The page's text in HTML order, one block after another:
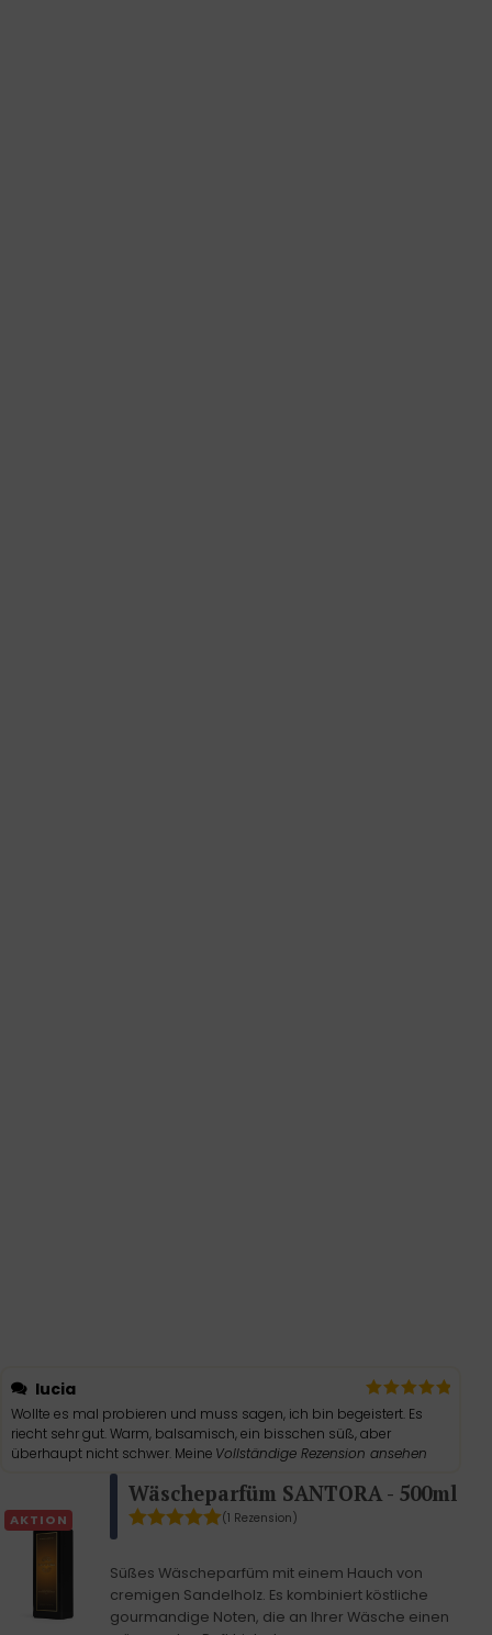
lucia
Wollte es mal probieren und muss sagen, ich bin begeistert. Es
riecht sehr gut. Warm, balsamisch, ein bisschen süß, aber
überhaupt nicht schwer. Meine Vollständige Rezension ansehen
AKTION
Wäscheparfüm SANTORA - 500ml
(1 Rezension)
Süßes Wäscheparfüm mit einem Hauch von
cremigen Sandelholz. Es kombiniert köstliche
gourmandige Noten, die an Ihrer Wäsche einen